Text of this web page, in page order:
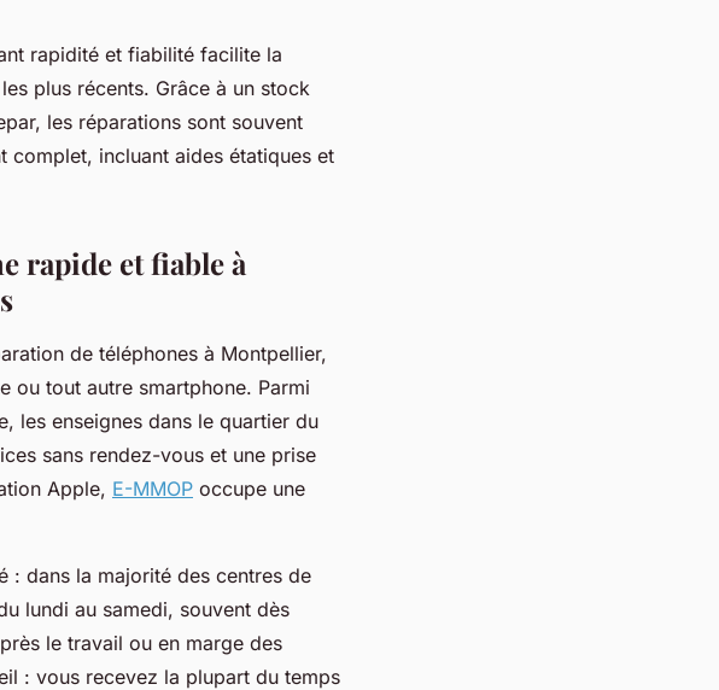
rapidité et fiabilité facilite la
plus récents. Grâce à un stock
les réparations sont souvent
complet, incluant aides étatiques et
rapide et fiable à
de téléphones à Montpellier,
ou tout autre smartphone. Parmi
les enseignes dans le quartier du
sans rendez-vous et une prise
Apple, E-MMOP occupe une
: dans la majorité des centres de
lundi au samedi, souvent dès
le travail ou en marge des
: vous recevez la plupart du temps